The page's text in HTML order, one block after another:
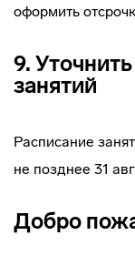
оформить
9.
занятий
Расписание
не позднее 31
Добро